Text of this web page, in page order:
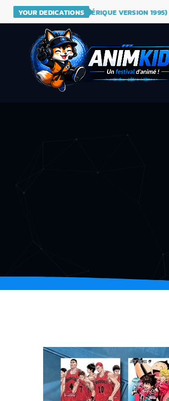
YOUR DEDICATIONS
- DRAGON BALL (GÉNÉRIQUE VERSION 1995)